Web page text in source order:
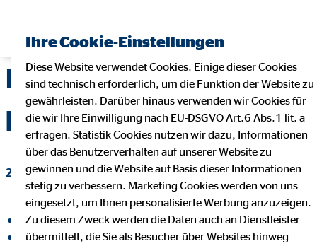
Kleine Schritte in eine
bessere Zukunft
29. August 2022 |OVB-Hilfswerk
auf Facebook teilen
auf LinkedIn teilen
Ihre Cookie-Einstellungen
Diese Website verwendet Cookies. Einige dieser Cookies
sind technisch erforderlich, um die Funktion der Website zu
gewährleisten. Darüber hinaus verwenden wir Cookies für
die wir Ihre Einwilligung nach EU-DSGVO Art.6 Abs.1 lit. a
erfragen. Statistik Cookies nutzen wir dazu, Informationen
über das Benutzerverhalten auf unserer Website zu
gewinnen und die Website auf Basis dieser Informationen
stetig zu verbessern. Marketing Cookies werden von uns
eingesetzt, um Ihnen personalisierte Werbung anzuzeigen.
Zu diesem Zweck werden die Daten auch an Dienstleister
übermittelt, die Sie als Besucher über Websites hinweg